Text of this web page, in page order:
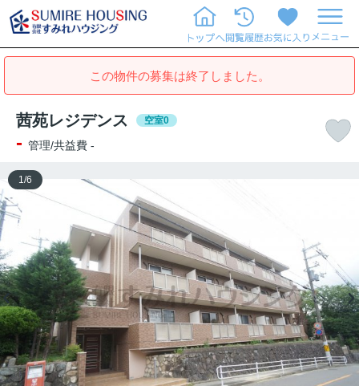
この物件の募集は終了しました。
茜苑レジデンス 空室0
- 管理/共益費 -
1 /6